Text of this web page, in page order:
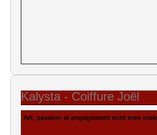
Kalysta - Coiffure Joël
Art, passion et engagement sont mes